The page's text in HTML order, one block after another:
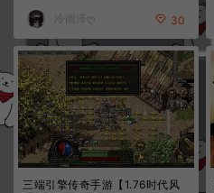
冷雨泽ღ 30
三端引擎传奇手游【1.76时代风